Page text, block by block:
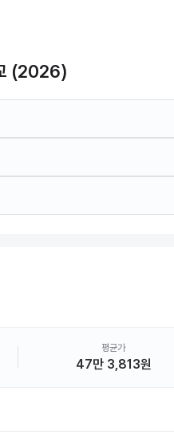
(2026)
평균가
47만 3,813원